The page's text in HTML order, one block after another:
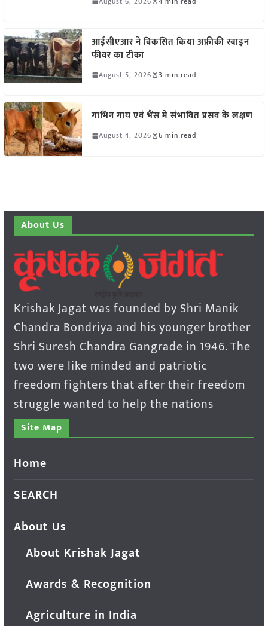
आईसीएआर ने विकसित किया अफ्रीकी स्वाइन
फीवर का टीका
August 5, 2026 3 min read
गाभिन गाय एवं भैंस में संभावित प्रसव के लक्षण
August 4, 2026 6 min read
About Us
Krishak Jagat was founded by Shri Manik
Chandra Bondriya and his younger brother
Shri Suresh Chandra Gangrade in 1946. The
two were like minded and patriotic
freedom fighters that after their freedom
struggle wanted to help the nations
Site Map
Home
SEARCH
About Us
About Krishak Jagat
Awards & Recognition
Agriculture in India